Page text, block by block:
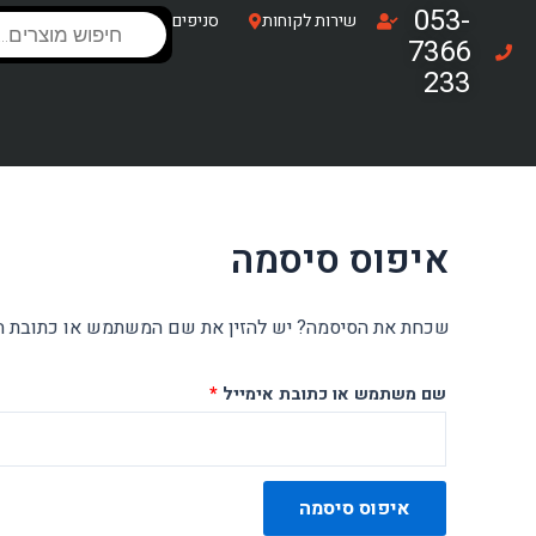
לתוכן
053-
7366
233
שירות לקוחות סניפיםProducts
search
איפוס סיסמה
שכחת את הסיסמה? יש להזין את שם המשתמש או כתובת
שם משתמש או כתובת אימייל *
חובה
איפוס סיסמה